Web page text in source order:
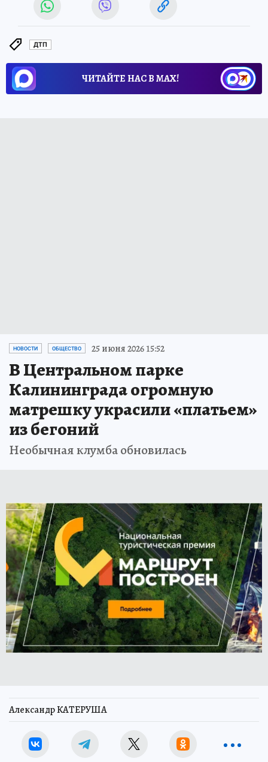
ДТП
ЧИТАЙТЕ НАС В МАХ!
НОВОСТИ ОБЩЕСТВО 25 июня 2026 15:52
В Центральном парке
Калининграда огромную
матрешку украсили «платьем»
из бегоний
Необычная клумба обновилась
Александр КАТЕРУША